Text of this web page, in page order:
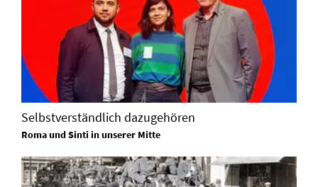
Selbstverständlich dazugehören
Roma und Sinti in unserer Mitte